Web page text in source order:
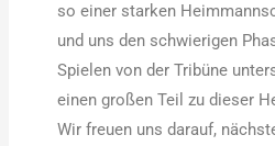
so einer starken
und uns den schwierigen
Spielen von der Tribüne
einen großen Teil zu dieser
Wir freuen uns darauf,